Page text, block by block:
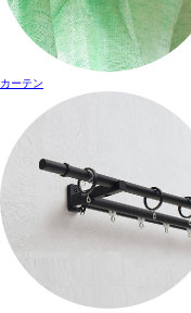
カーテン